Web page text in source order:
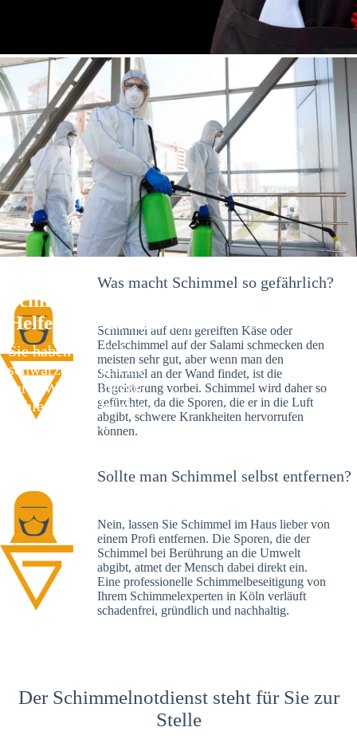
Schimmelexperte in Köln – Ihr
Helfer an Ort und Stelle
Sie haben kürzlich
schwarze Flecken an
Ihrer Wand entdeckt?
Schlechte Nachrichten:
Sie haben einen
Was macht Schimmel so gefährlich?
Schimmel auf dem gereiften Käse oder
Edelschimmel auf der Salami schmecken den
meisten sehr gut, aber wenn man den
Schimmel an der Wand findet, ist die
Begeisterung vorbei. Schimmel wird daher so
gefürchtet, da die Sporen, die er in die Luft
abgibt, schwere Krankheiten hervorrufen
können.
Sollte man Schimmel selbst entfernen?
Nein, lassen Sie Schimmel im Haus lieber von
einem Profi entfernen. Die Sporen, die der
Schimmel bei Berührung an die Umwelt
abgibt, atmet der Mensch dabei direkt ein.
Eine professionelle Schimmelbeseitigung von
Ihrem Schimmelexperten in Köln verläuft
schadenfrei, gründlich und nachhaltig.
Der Schimmelnotdienst steht für Sie zur
Stelle